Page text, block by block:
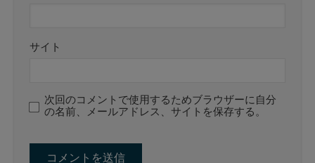
サイト
次回のコメントで使用するためブラウザーに自分
の名前、メールアドレス、サイトを保存する。